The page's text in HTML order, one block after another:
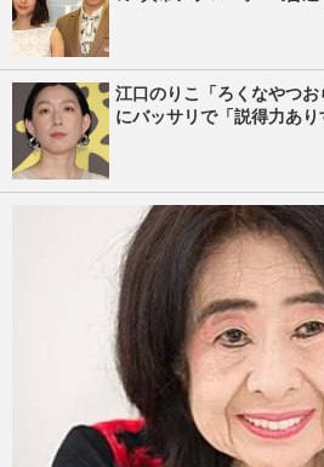
江口のりこ「ろくなやつ
にバッサリで「説得力あり